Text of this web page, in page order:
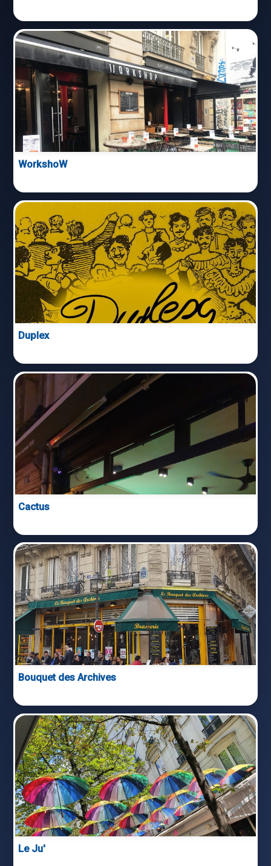
WorkshoW
Duplex
Cactus
Bouquet des Archives
Le Ju'